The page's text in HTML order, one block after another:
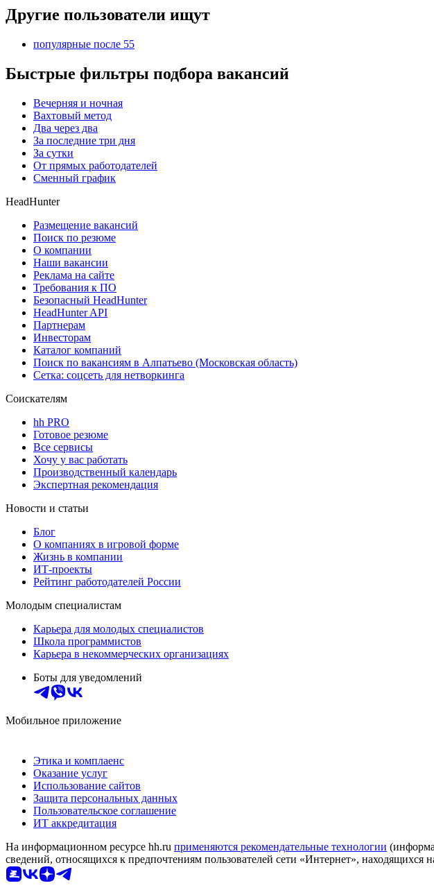
Другие пользователи ищут
популярные после 55
Быстрые фильтры подбора вакансий
Вечерняя и ночная
Вахтовый метод
Два через два
За последние три дня
За сутки
От прямых работодателей
Сменный график
HeadHunter
Размещение вакансий
Поиск по резюме
О компании
Наши вакансии
Реклама на сайте
Требования к ПО
Безопасный HeadHunter
HeadHunter API
Партнерам
Инвесторам
Каталог компаний
Поиск по вакансиям в Алпатьево (Московская область)
Сетка: соцсеть для нетворкинга
Соискателям
hh PRO
Готовое резюме
Все сервисы
Хочу у вас работать
Производственный календарь
Экспертная рекомендация
Новости и статьи
Блог
О компаниях в игровой форме
Жизнь в компании
ИТ-проекты
Рейтинг работодателей России
Молодым специалистам
Карьера для молодых специалистов
Школа программистов
Карьера в некоммерческих организациях
Боты для уведомлений
Мобильное приложение
Этика и комплаенс
Оказание услуг
Использование сайтов
Защита персональных данных
Пользовательское соглашение
ИТ аккредитация
На информационном ресурсе hh.ru применяются рекомендательные технологии
сведений, относящихся к предпочтениям пользователей сети «Интернет», находящихся